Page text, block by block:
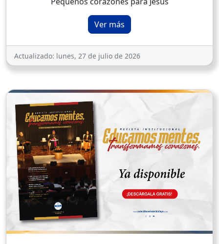
Ver más
Actualizado: lunes, 27 de julio de 2026